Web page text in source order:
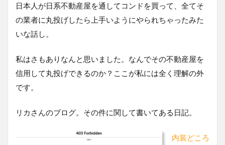
日本人が日系不動産屋を通してコンドを買って、全てそ
の業者に丸投げしたら上手いようにやられちゃったみた
いな話し。
私はさもありなんと思いました。なんでその不動産屋を
信用して丸投げできるのか？ここが私には全く理解の外
です。
リカさんのブログ。その件に関して書いてある日記。
内装どころ